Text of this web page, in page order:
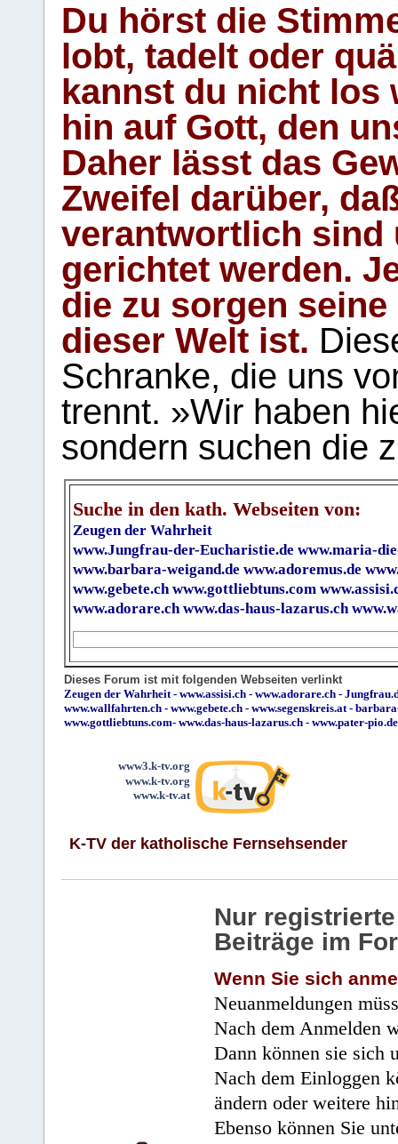
Du hörst die
lobt, tadelt oder
kannst du nicht los
hin auf Gott, den
Daher lässt das
Zweifel darüber,
verantwortlich sind
gerichtet werden.
die zu sorgen
dieser Welt ist.
Schranke, die uns
trennt. »Wir haben
sondern suchen die
Suche in den kath. Webseiten von:
Zeugen der Wahrheit
www.Jungfrau-der-Eucharistie.de www.maria-
www.barbara-weigand.de www.adoremus.de
www.gebete.ch www.gottliebtuns.com
www.adorare.ch www.das-haus-lazarus.ch
Dieses Forum ist mit folgenden Webseiten verlinkt
Zeugen der Wahrheit- www.assisi.ch - www.adorare.ch -
www.wallfahrten.ch - www.gebete.ch - www.segenskreis.at-
www.gottliebtuns.com- www.das-haus-lazarus.ch - www.pater-pio.de
www3.k-tv.org
www.k-tv.org
www.k-tv.at
K-TV der katholische Fernsehsender
Nur
Beiträge im
Wenn Sie sich
Neuanmeldungen
Nach dem Anmelden
Dann können sie sich
Nach dem Einloggen
ändern oder weitere
Ebenso können Sie